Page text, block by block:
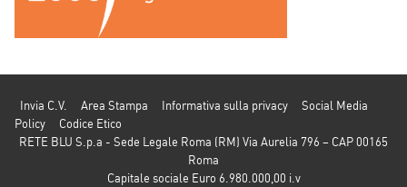
Invia C.V. Area Stampa Informativa sulla privacy
Social Media
Policy
Codice Etico
RETE BLU S.p.a - Sede Legale Roma (RM) Via Aurelia 796 – CAP 00165
Roma
Capitale sociale Euro 6.980.000,00 i.v